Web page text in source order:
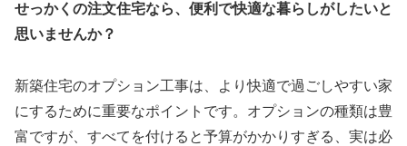
せっかくの注文住宅なら、便利で快適な暮らしがしたいと
思いませんか？
新築住宅のオプション工事は、より快適で過ごしやすい家
にするために重要なポイントです。オプションの種類は豊
富ですが、すべてを付けると予算がかかりすぎる、実は必